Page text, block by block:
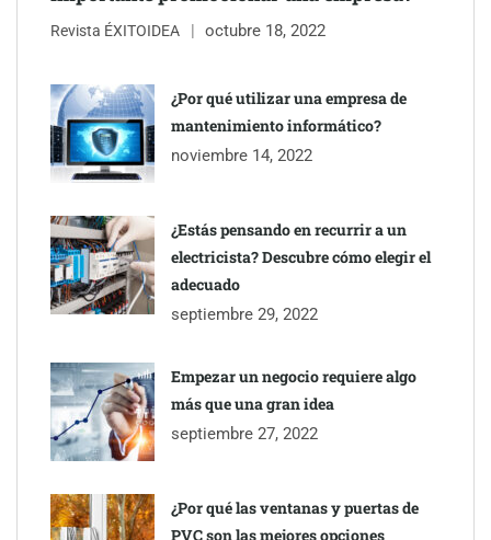
Martín Mingorance Abogados consolida su posición como
particulares
Brisas del Estrecho abastece a la hostelería de Sevilla
conectando lonjas con establecimientos
Revista ÉXITOIDEA octubre 18, 2022
¿Por qué utilizar una empresa de
mantenimiento informático?
noviembre 14, 2022
¿Estás pensando en recurrir a un
electricista? Descubre cómo elegir el
adecuado
septiembre 29, 2022
Empezar un negocio requiere algo
más que una gran idea
septiembre 27, 2022
¿Por qué las ventanas y puertas de
PVC son las mejores opciones